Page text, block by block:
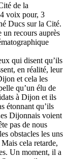
de la
voix pour, 3
Ducs sur la Cité.
un recours auprès
qui disent qu’ils
en réalité, leur
et cela les
qu’un élu de
à Dijon et ils
étonnant qu’ils
Dijonnais voient
pas de nous
obstacles les uns
cela retarde,
Un moment, il a